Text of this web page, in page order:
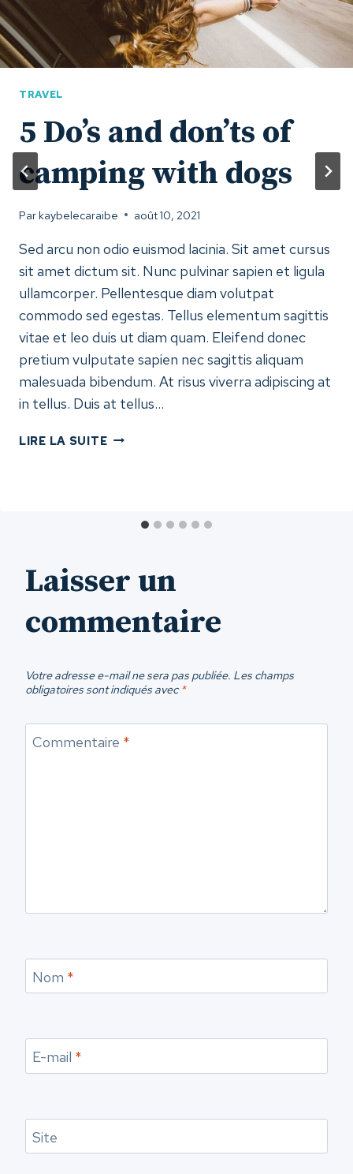
TRAVEL
5 Do’s and don’ts of
camping with dogs
Parkaybelecaraibe août 10, 2021
Sed arcu non odio euismod lacinia. Sit amet cursus
sit amet dictum sit. Nunc pulvinar sapien et ligula
ullamcorper. Pellentesque diam volutpat
commodo sed egestas. Tellus elementum sagittis
vitae et leo duis ut diam quam. Eleifend donec
pretium vulputate sapien nec sagittis aliquam
malesuada bibendum. At risus viverra adipiscing at
in tellus. Duis at tellus…
LIRE LA SUITE5
CAMPING
Laisser un
commentaire
Votre adresse e-mail ne sera pas publiée. Les champs
obligatoires sont indiqués avec *
Commentaire *
Nom *
E-mail *
Site